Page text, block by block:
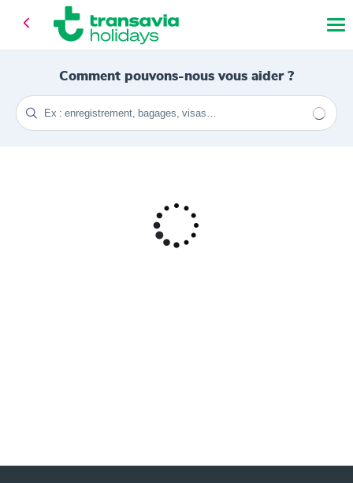
Comment pouvons-nous vous aider ?